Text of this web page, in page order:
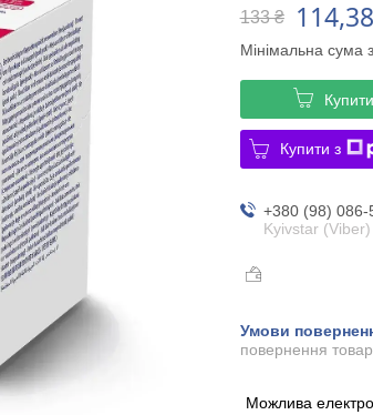
133 ₴
Мінімальна сума
Купити
Купити з
+380 (98) 086-
Kyivstar (Viber)
повернення